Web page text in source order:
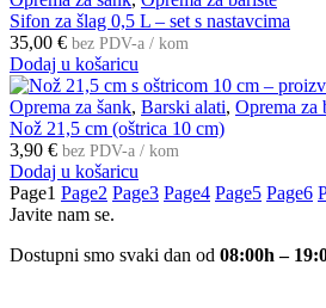
Sifon za šlag 0,5 L – set s nastavcima
35,00 € bez PDV-a / kom
Dodaj u košaricu
Oprema za šank, Barski alati, Oprema za
Nož 21,5 cm (oštrica 10 cm)
3,90 € bez PDV-a / kom
Dodaj u košaricu
Page1 Page2 Page3 Page4 Page5 Page6
Javite nam se.
Dostupni smo svaki dan od 08:00h –